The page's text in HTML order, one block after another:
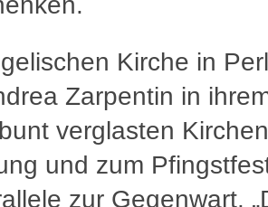
Kirche in
Zarpentin in
verglasten
und zum
zur Gegenwart.